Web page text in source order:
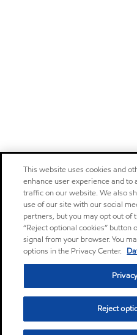
This website uses cookies and
enhance user experience and
traffic on our website. We also
use of our site with our social
partners, but you may opt out of
“Reject optional cookies”
signal from your browser. You
options in the Privacy Center.
Reject